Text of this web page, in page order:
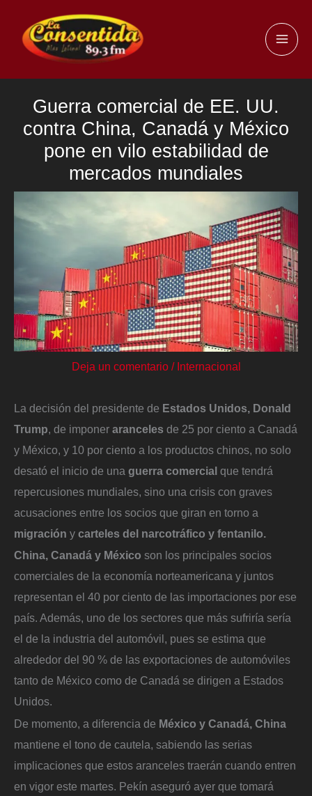
contenido
Guerra comercial de EE. UU.
contra China, Canadá y México
pone en vilo estabilidad de
mercados mundiales
Deja un comentario / Internacional
La decisión del presidente de Estados Unidos, Donald
Trump, de imponer aranceles de 25 por ciento a Canadá
y México, y 10 por ciento a los productos chinos, no solo
desató el inicio de una guerra comercial que tendrá
repercusiones mundiales, sino una crisis con graves
acusaciones entre los socios que giran en torno a
migración y carteles del narcotráfico y fentanilo.
China, Canadá y México son los principales socios
comerciales de la economía norteamericana y juntos
representan el 40 por ciento de las importaciones por ese
país. Además, uno de los sectores que más sufriría sería
el de la industria del automóvil, pues se estima que
alrededor del 90 % de las exportaciones de automóviles
tanto de México como de Canadá se dirigen a Estados
Unidos.
De momento, a diferencia de México y Canadá, China
mantiene el tono de cautela, sabiendo las serias
implicaciones que estos aranceles traerán cuando entren
en vigor este martes. Pekín aseguró ayer que tomará